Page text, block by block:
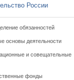
России
обязанностей
основы деятельности
и совещательные
фонды